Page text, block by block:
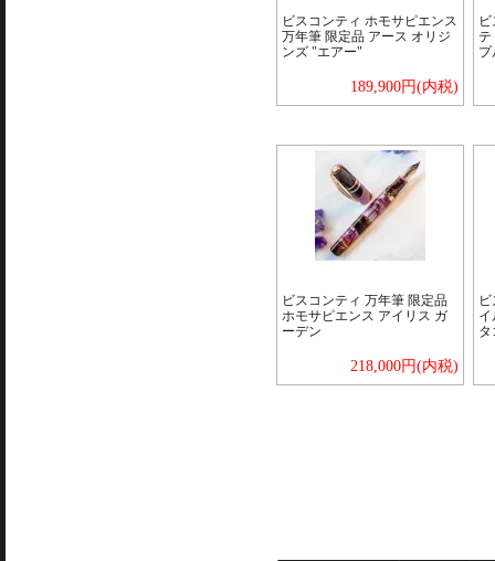
ビスコンティ ホモサピエンス
万年筆 限定品 アース オリジ
ンズ "エアー"
189,900円(内税)
テ
プ
ビスコンティ 万年筆 限定品
ホモサピエンス アイリス ガ
ーデン
218,000円(内税)
イ
タ